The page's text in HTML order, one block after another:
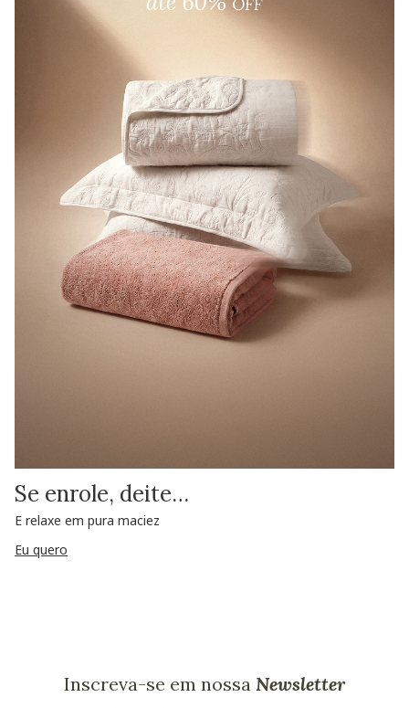
Se enrole, deite…
E relaxe em pura maciez
Eu quero
Inscreva-se em nossa Newsletter